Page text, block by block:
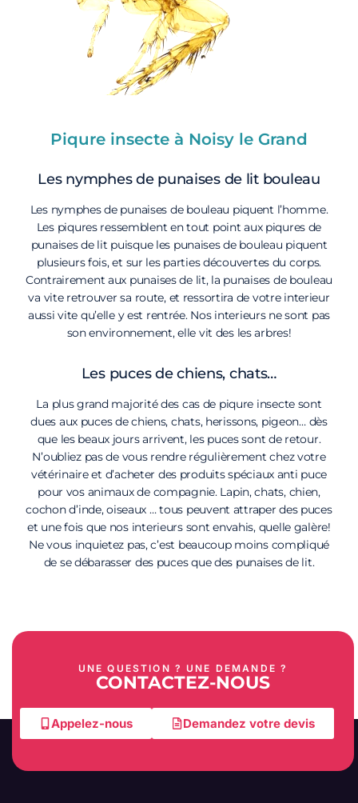
Piqure insecte à Noisy le Grand
Les nymphes de punaises de lit bouleau
Les nymphes de punaises de bouleau piquent l’homme.
Les piqures ressemblent en tout point aux piqures de
punaises de lit puisque les punaises de bouleau piquent
plusieurs fois, et sur les parties découvertes du corps.
Contrairement aux punaises de lit, la punaises de bouleau
va vite retrouver sa route, et ressortira de votre interieur
aussi vite qu’elle y est rentrée. Nos interieurs ne sont pas
son environnement, elle vit des les arbres!
Les puces de chiens, chats…
La plus grand majorité des cas de piqure insecte sont
dues aux puces de chiens, chats, herissons, pigeon… dès
que les beaux jours arrivent, les puces sont de retour.
N’oubliez pas de vous rendre régulièrement chez votre
vétérinaire et d’acheter des produits spéciaux anti puce
pour vos animaux de compagnie. Lapin, chats, chien,
cochon d’inde, oiseaux … tous peuvent attraper des puces
et une fois que nos interieurs sont envahis, quelle galère!
Ne vous inquietez pas, c’est beaucoup moins compliqué
de se débarasser des puces que des punaises de lit.
UNE QUESTION ? UNE DEMANDE ?
CONTACTEZ-NOUS
Appelez-nous Demandez votre devis